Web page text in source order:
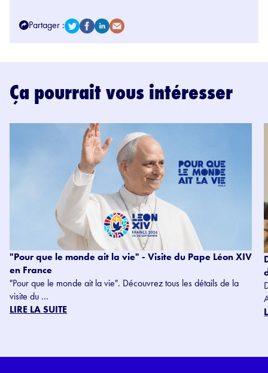
Partager :
Ça pourrait vous intéresser
"Pour que le monde ait la vie" - Visite du Pape Léon XIV
en France
"Pour que le monde ait la vie". Découvrez tous les détails de la
visite du ...
LIRE LA SUITE